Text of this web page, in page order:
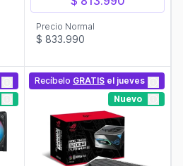
Precio Normal
$ 833.990
Recíbelo GRATIS el jueves
Nuevo